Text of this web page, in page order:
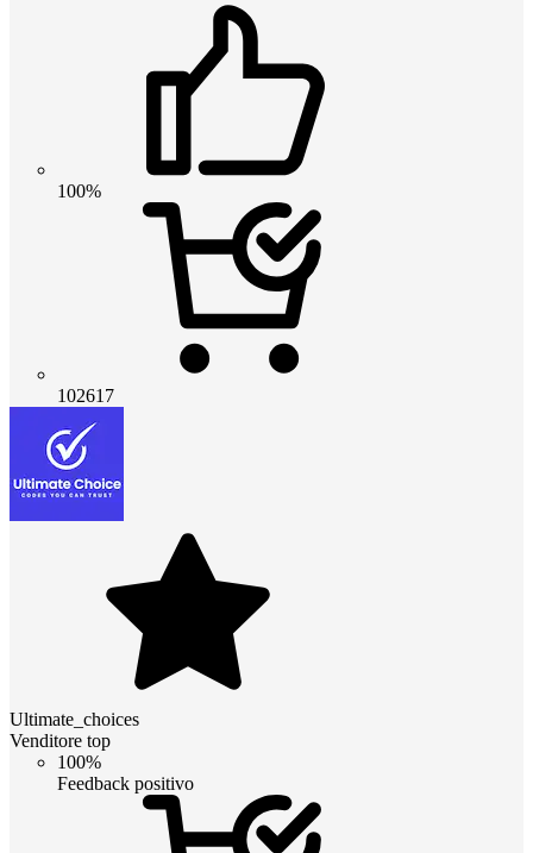
100%
102617
Ultimate_choices
Venditore top
100%
Feedback positivo